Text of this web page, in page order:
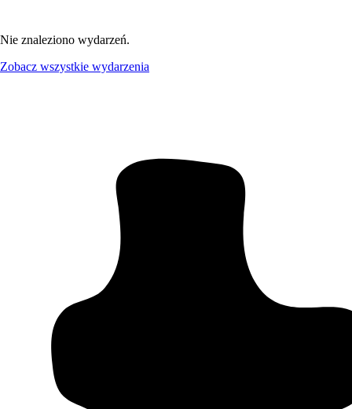
Nie znaleziono wydarzeń.
Zobacz wszystkie wydarzenia